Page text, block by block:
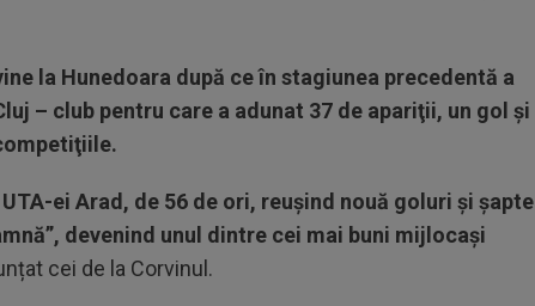
la Hunedoara după ce în stagiunea precedentă a
– club pentru care a adunat 37 de apariţii, un gol şi
ei Arad, de 56 de ori, reuşind nouă goluri şi şapte
devenind unul dintre cei mai buni mijlocași
cei de la Corvinul.